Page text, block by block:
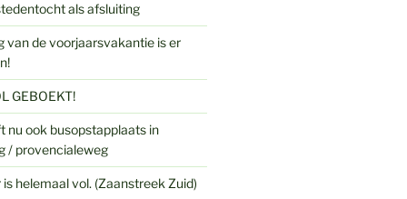
als afsluiting
van de voorjaarsvakantie is er
GEBOEKT!
nu ook busopstapplaats in
/ provencialeweg
helemaal vol. (Zaanstreek Zuid)